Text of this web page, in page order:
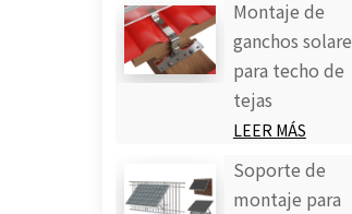
Montaje de
ganchos
para techo de
tejas
LEER MÁS
Soporte de
montaje para